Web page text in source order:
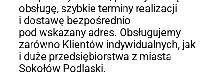
obsługę, szybkie terminy realizacji
i dostawę bezpośrednio
pod wskazany adres. Obsługujemy
zarówno Klientów indywidualnych, jak
i duże przedsiębiorstwa z miasta
Sokołów Podlaski.